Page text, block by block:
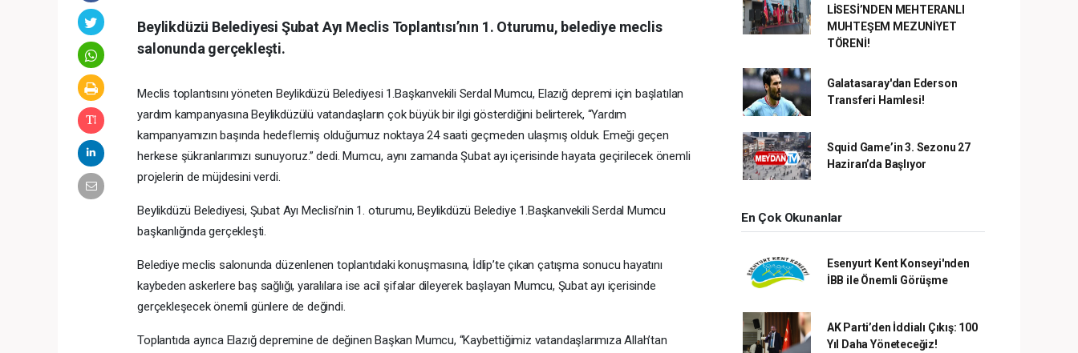
Beylikdüzü Belediyesi Şubat Ayı Meclis Toplantısı’nın 1. Oturumu, belediye meclis
salonunda gerçekleşti.
Meclis toplantısını yöneten Beylikdüzü Belediyesi 1.Başkanvekili Serdal Mumcu, Elazığ depremi için başlatılan
yardım kampanyasına Beylikdüzülü vatandaşların çok büyük bir ilgi gösterdiğini belirterek, “Yardım
kampanyamızın başında hedeflemiş olduğumuz noktaya 24 saati geçmeden ulaşmış olduk. Emeği geçen
herkese şükranlarımızı sunuyoruz.” dedi. Mumcu, aynı zamanda Şubat ayı içerisinde hayata geçirilecek önemli
projelerin de müjdesini verdi.
Beylikdüzü Belediyesi, Şubat Ayı Meclisi’nin 1. oturumu, Beylikdüzü Belediye 1.Başkanvekili Serdal Mumcu
başkanlığında gerçekleşti.
Belediye meclis salonunda düzenlenen toplantıdaki konuşmasına, İdlip’te çıkan çatışma sonucu hayatını
kaybeden askerlere baş sağlığı, yaralılara ise acil şifalar dileyerek başlayan Mumcu, Şubat ayı içerisinde
gerçekleşecek önemli günlere de değindi.
Toplantıda ayrıca Elazığ depremine de değinen Başkan Mumcu, “Kaybettiğimiz vatandaşlarımıza Allah’tan
LİSESİ’NDEN MEHTERANLI
MUHTEŞEM MEZUNİYET
TÖRENİ!
Galatasaray'dan Ederson
Transferi Hamlesi!
Squid Game’in 3. Sezonu 27
Haziran’da Başlıyor
En Çok Okunanlar
Esenyurt Kent Konseyi'nden
İBB ile Önemli Görüşme
AK Parti’den İddialı Çıkış: 100
Yıl Daha Yöneteceğiz!